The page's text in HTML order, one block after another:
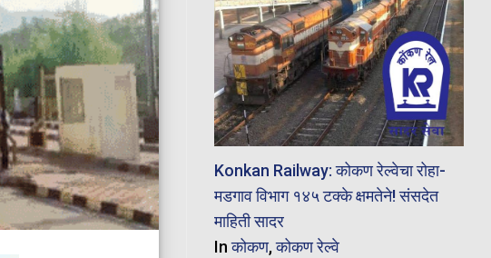
Konkan Railway: कोकण रेल्वेचा रोहा-
मडगाव विभाग १४५ टक्के क्षमतेने! संसदेत
माहिती सादर
Inकोकण,कोकण रेल्वे